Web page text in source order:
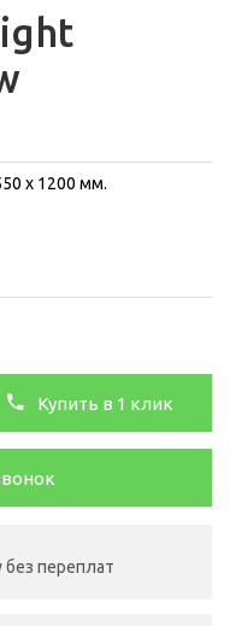
x 1200 мм.
Купить в 1 клик
без переплат